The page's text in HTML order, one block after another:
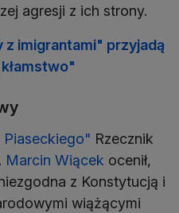
agresji z ich strony.
z imigrantami" przyjadą
Rzecznik
Marcin Wiącek ocenił,
z Konstytucją i
wiążącymi